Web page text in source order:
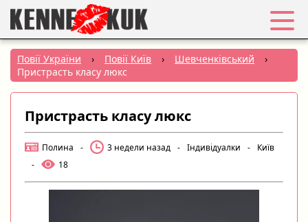
Обране
Вхід
Реєстрація
Міста:
РУС|
УКР
Повії України › Повії Київ › Шевченківський
›
Пристрасть класу люкс
Пристрасть класу люкс
Полина - 3 недели назад - Індивідуалки -
Київ
-
18